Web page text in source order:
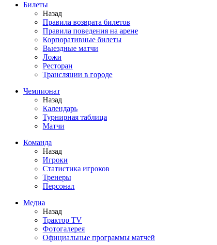
Билеты
Назад
Правила возврата билетов
Правила поведения на арене
Корпоративные билеты
Выездные матчи
Ложи
Ресторан
Трансляции в городе
Чемпионат
Назад
Календарь
Турнирная таблица
Матчи
Команда
Назад
Игроки
Статистика игроков
Тренеры
Персонал
Медиа
Назад
Трактор TV
Фотогалерея
Официальные программы матчей